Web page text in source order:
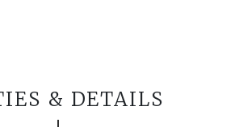
& DETAILS